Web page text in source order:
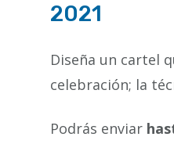
2021
Diseña un cartel
celebración; la
Podrás enviar